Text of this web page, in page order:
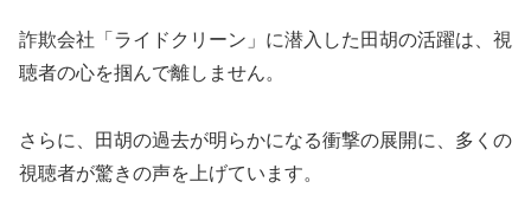
詐欺会社「ライドクリーン」に潜入した田胡の活躍は、視
聴者の心を掴んで離しません。
さらに、田胡の過去が明らかになる衝撃の展開に、多くの
視聴者が驚きの声を上げています。